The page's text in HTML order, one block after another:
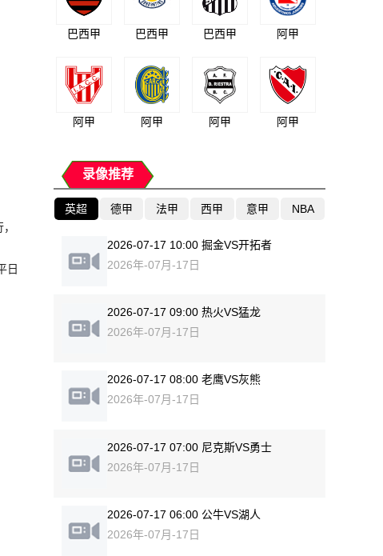
日
巴西甲 巴西甲 巴西甲 阿甲
阿甲 阿甲 阿甲 阿甲
录像推荐
英超 德甲 法甲 西甲 意甲 NBA
2026-07-17 10:00 掘金VS开拓者
2026年-07月-17日
2026-07-17 09:00 热火VS猛龙
2026年-07月-17日
2026-07-17 08:00 老鹰VS灰熊
2026年-07月-17日
2026-07-17 07:00 尼克斯VS勇士
2026年-07月-17日
2026-07-17 06:00 公牛VS湖人
2026年-07月-17日